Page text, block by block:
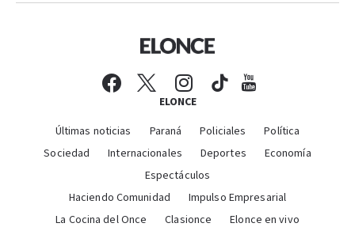
ELONCE
Últimas noticias Paraná Policiales
Política
Sociedad
Internacionales Deportes
Economía
Espectáculos
Haciendo Comunidad
Impulso Empresarial
La Cocina del Once
Clasionce Elonce en vivo